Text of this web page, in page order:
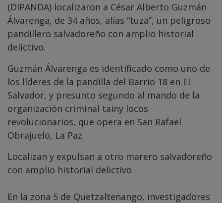
(DIPANDA) localizaron a César Alberto Guzmán
Álvarenga, de 34 años, alias “tuza”, un peligroso
pandillero salvadoreño con amplio historial
delictivo.
Guzmán Álvarenga es identificado como uno de
los líderes de la pandilla del Barrio 18 en El
Salvador, y presunto segundo al mando de la
organización criminal tainy locos
revolucionarios, que opera en San Rafael
Obrajuelo, La Paz.
Localizan y expulsan a otro marero salvadoreño
con amplio historial delictivo
En la zona 5 de Quetzaltenango, investigadores